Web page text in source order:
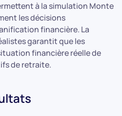
à la simulation Monte
les décisions
financière. La
garantit que les
financière réelle de
de retraite.